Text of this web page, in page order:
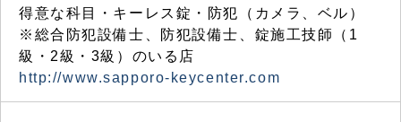
得意な科目・キーレス錠・防犯（カメラ、ベル）
※総合防犯設備士、防犯設備士、錠施工技師（1
級・2級・3級）のいる店
http://www.sapporo-keycenter.com